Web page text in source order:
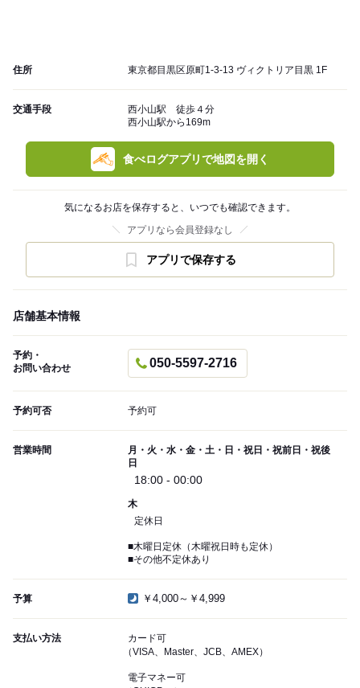
住所 東京都目黒区原町1-3-13 ヴィクトリア目黒 1F
交通手段
西小山駅 徒歩４分
西小山駅から169m
食べログアプリで地図を開く
気になるお店を保存すると、いつでも確認できます。
アプリなら会員登録なし
アプリで保存する
店舗基本情報
予約・
お問い合わせ
050-5597-2716
予約可否 予約可
営業時間
月・火・水・金・土・日・祝日・祝前日・祝後
日
18:00 - 00:00
木
定休日
■木曜日定休（木曜祝日時も定休）
■その他不定休あり
予算 ￥4,000～￥4,999
支払い方法
カード可
（VISA、Master、JCB、AMEX）
電子マネー可